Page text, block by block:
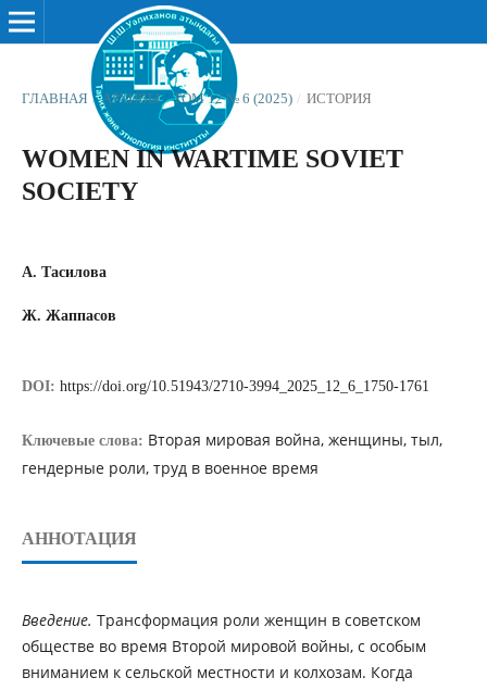
ГЛАВНАЯ / АРХИВЫ / ТОМ 12 № 6 (2025) / ИСТОРИЯ
WOMEN IN WARTIME SOVIET
SOCIETY
А. Тасилова
Ж. Жаппасов
DOI: https://doi.org/10.51943/2710-3994_2025_12_6_1750-1761
Ключевые слова: Вторая мировая война, женщины, тыл,
гендерные роли, труд в военное время
АННОТАЦИЯ
Введение. Трансформация роли женщин в советском
обществе во время Второй мировой войны, с особым
вниманием к сельской местности и колхозам. Когда